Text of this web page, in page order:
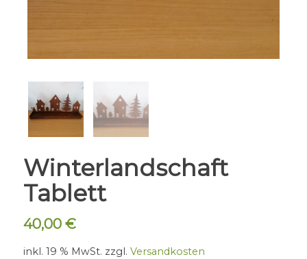
Winterlandschaft
Tablett
40,00 €
inkl. 19 % MwSt. zzgl. Versandkosten